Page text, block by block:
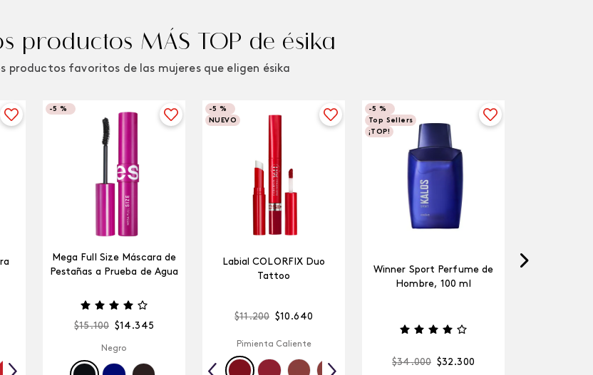
productos MÁS TOP de ésika
productos favoritos de las mujeres que eligen ésika
-5 %
Mega Full Size Máscara de
Pestañas a Prueba de Agua
$15.100 $14 .345
Negro
-5 %
NUEVO
Labial COLORFIX Duo
Tattoo
$11.200 $10 .640
Pimienta Caliente
-5 %
Top Sellers
¡TOP!
Winner Sport Perfume de
Hombre, 100 ml
$34.000 $32 .300